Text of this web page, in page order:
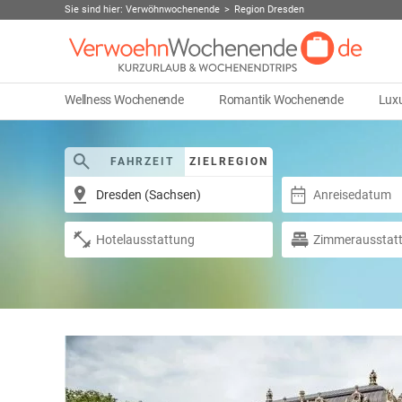
Sie sind hier: Verwöhnwochenende Region Dresden
Wellness Wochenende Romantik Wochenende
FAHRZEIT ZIELREGION